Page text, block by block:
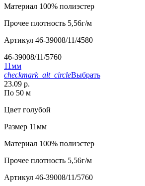
Материал 100% полиэстер
Прочее плотность 5,56г/м
Артикул 46-39008/11/4580
46-39008/11/5760
11мм
checkmark_alt_circleВыбрать
23.09 р.
По 50 м
Цвет голубой
Размер 11мм
Материал 100% полиэстер
Прочее плотность 5,56г/м
Артикул 46-39008/11/5760